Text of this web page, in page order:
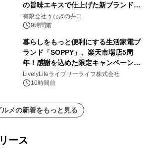
の旨味エキスで仕上げた新ブランド
「井口の誉」誕生
有限会社うなぎの井口
9時間前
暮らしをもっと便利にする生活家電ブ
ランド「SOPPY」、楽天市場店5周
年！感謝を込めた限定キャンペーンを
8月10日より開催
LivelyLifeライブリーライフ株式会社
10時間前
ルメの新着をもっと見る
ース